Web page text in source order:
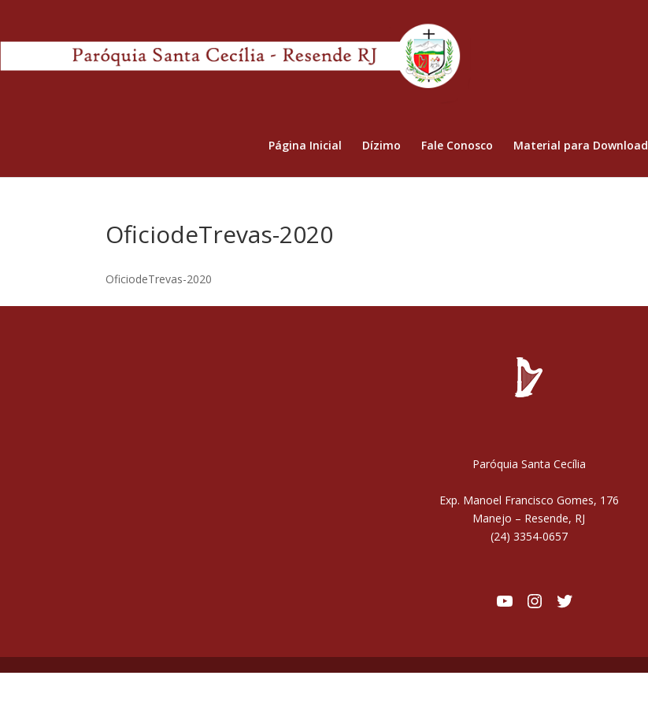
Página Inicial Dízimo Fale Conosco Material para Download
OficiodeTrevas-2020
OficiodeTrevas-2020
Paróquia Santa Cecília
Exp. Manoel Francisco Gomes, 176
Manejo – Resende, RJ
(24) 3354-0657
Youtube
Instagram
Twitter